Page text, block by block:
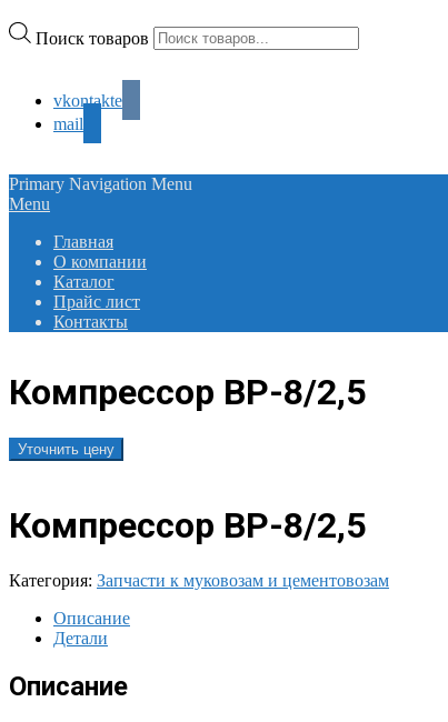
Поиск товаров
vkontakte
mail
Primary Navigation Menu
Menu
Главная
О компании
Каталог
Прайс лист
Контакты
Компрессор ВР-8/2,5
Уточнить цену
Компрессор ВР-8/2,5
Категория: Запчасти к муковозам и цементовозам
Описание
Детали
Описание